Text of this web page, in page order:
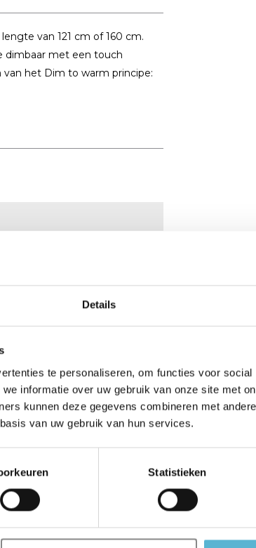
Details
te personaliseren, om functies voor
informatie over uw gebruik van onze site met
kunnen deze gegevens combineren met
van uw gebruik van hun services.
Statistieken
van 121 cm of 160 cm.
dimbaar met een touch
het Dim to warm principe: